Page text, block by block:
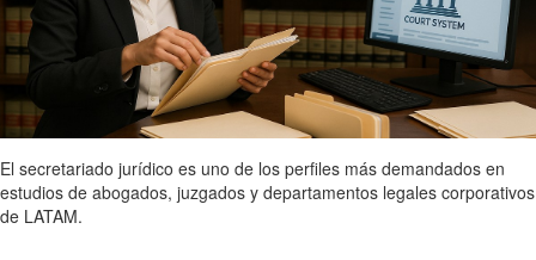
El secretariado jurídico es uno de los perfiles más demandados en
estudios de abogados, juzgados y departamentos legales corporativos
de LATAM.